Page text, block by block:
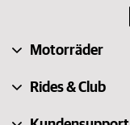
Motorräder
Rides & Club